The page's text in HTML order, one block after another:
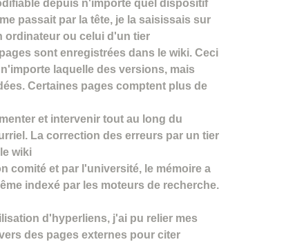
depuis n'importe quel dispositif
passait par la tête, je la saisissais sur
ordinateur ou celui d'un tier
sont enregistrées dans le wiki. Ceci
laquelle des versions, mais
Certaines pages comptent plus de
et intervenir tout au long du
La correction des erreurs par un tier
wiki
comité et par l'université, le mémoire a
indexé par les moteurs de recherche.
d'hyperliens, j'ai pu relier mes
des pages externes pour citer